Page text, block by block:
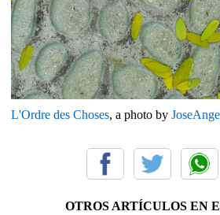
L'Ordre des Choses, a photo by
OTROS ARTÍCULOS EN